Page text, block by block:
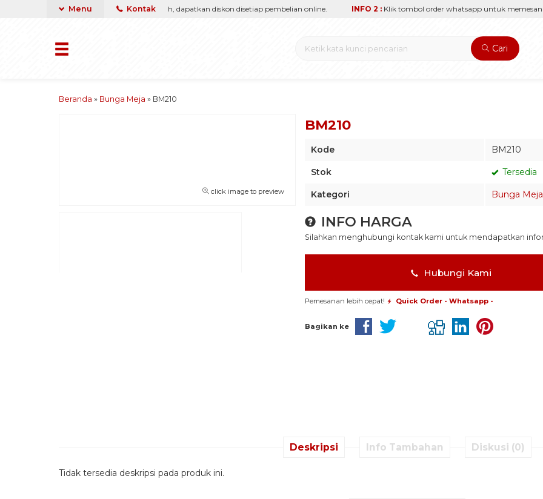
kami pasti berikan yang terbaik & termurah, dapatkan diskon disetiap pembelian online. INFO 2 : Klik tombol order whatsapp untuk memesan
Menu Kontak
Cari
Beranda » Bunga Meja » BM210
click image to preview
BM210
Kode BM210
Stok Tersedia
Kategori Bunga Meja
INFO HARGA
Silahkan menghubungi kontak kami untuk mendapatkan
Hubungi Kami
Pemesanan lebih cepat! Quick Order - Whatsapp -
Bagikan ke
Deskripsi Info Tambahan Diskusi (0)
Tidak tersedia deskripsi pada produk ini.